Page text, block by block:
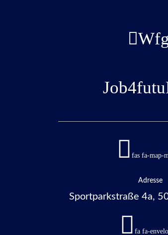
fas fa-map-
Adresse
Sportparkstraße 4a,
fa fa-